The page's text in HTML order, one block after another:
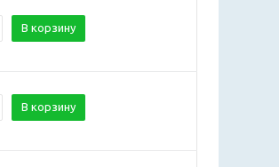
В корзину
В корзину